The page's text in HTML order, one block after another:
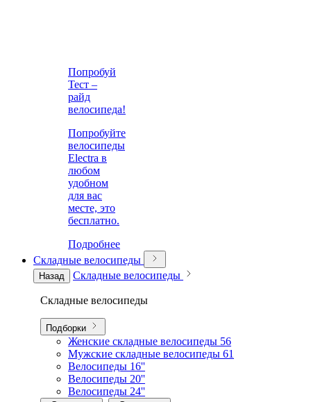
Попробуй
Тест –
райд
велосипеда!
Попробуйте
велосипеды
Electra в
любом
удобном
для вас
месте, это
бесплатно.
Подробнее
Складные велосипеды
Назад Складные велосипеды
Складные велосипеды
Подборки
Женские складные велосипеды 56
Мужские складные велосипеды 61
Велосипеды 16''
Велосипеды 20''
Велосипеды 24''